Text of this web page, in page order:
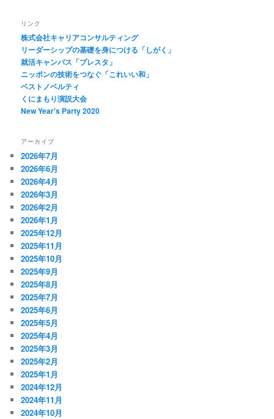
リンク
株式会社キャリアコンサルティング
リーダーシップの基礎を身につける「しがく」
就活キャンパス「プレスタ」
ニッポンの技術をつなぐ「これいい和」
ベストノベルティ
くにまもり演説大会
New Year's Party 2020
アーカイブ
2026年7月
2026年6月
2026年4月
2026年3月
2026年2月
2026年1月
2025年12月
2025年11月
2025年10月
2025年9月
2025年8月
2025年7月
2025年6月
2025年5月
2025年4月
2025年3月
2025年2月
2025年1月
2024年12月
2024年11月
2024年10月